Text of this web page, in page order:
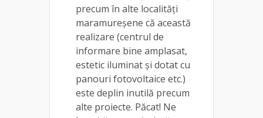
precum în alte localități
maramureșene că această
realizare (centrul de
informare bine amplasat,
estetic iluminat și dotat cu
panouri fotovoltaice etc.)
este deplin inutilă precum
alte proiecte. Păcat! Ne